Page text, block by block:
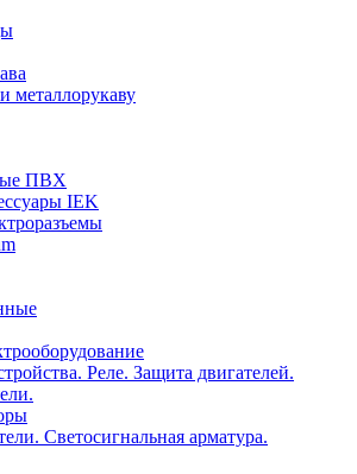
металлорукаву
ПВХ
IEK
Реле. Защита двигателей.
Светосигнальная арматура.